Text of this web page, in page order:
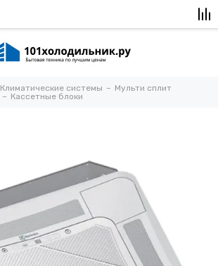
Климатические системы
Мульти сплит
Кассетные блоки